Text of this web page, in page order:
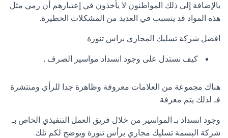
بالإضافة إلى ذلك المواطنون لا يأخذون في إعتبارهم أن رمي مثل
هذه المواد قد يتسبب في العديد من المشكلات الخطيرة.
افضل شركة تسليك المجاري براس تنورة
كيف نستدل على وجود انسداد مواسير الصرف .
هناك مجموعة من العلامات معروفة وظاهرة جدا للرأي ومنتشرة
فـ لذلك يتم معرفة
وجود انسداد بـ المواسير من خلال فريق العمل التنفيذي الخاص بـ
شركة البسمة تسليك مجاري برأس تنورة ويوضح لكم تلك